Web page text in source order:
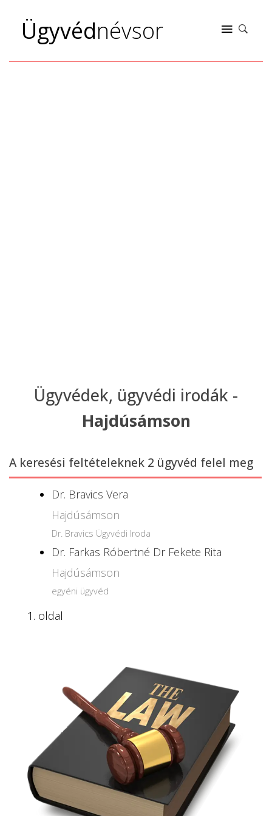
Ügyvédnévsor
Ügyvédek, ügyvédi irodák -
Hajdúsámson
A keresési feltételeknek 2 ügyvéd felel meg
Dr. Bravics Vera
Hajdúsámson
Dr. Bravics Ügyvédi Iroda
Dr. Farkas Róbertné Dr Fekete Rita
Hajdúsámson
egyéni ügyvéd
1. oldal